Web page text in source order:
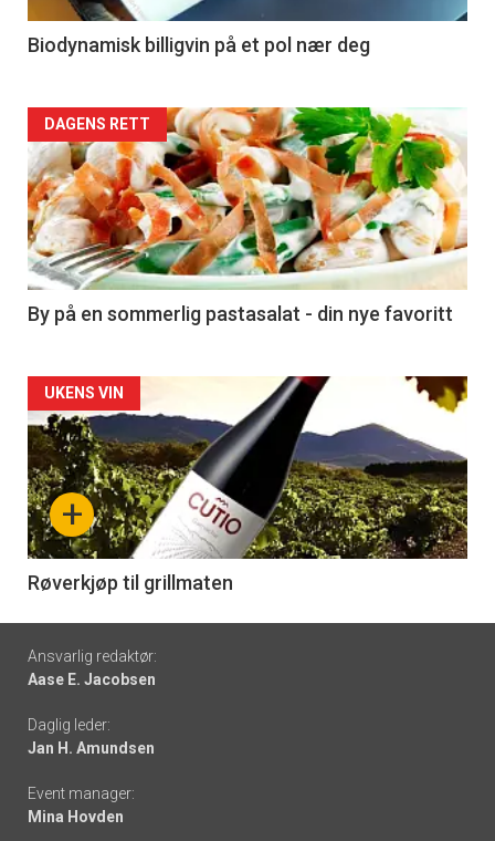
4
Biodynamisk billigvin på et pol nær deg
Forsiden
akkurat
nå
-
5
DAGENS RETT
By på en sommerlig pastasalat - din nye favoritt
Forsiden
akkurat
nå
-
6
+
UKENS VIN
Røverkjøp til grillmaten
Footer
-
links
Ansvarlig redaktør:
Aase E. Jacobsen
Daglig leder:
Jan H. Amundsen
Event manager:
Mina Hovden